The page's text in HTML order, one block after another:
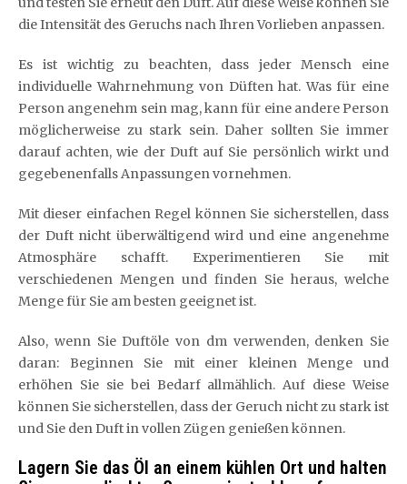
die Intensität des Geruchs nach Ihren Vorlieben anpassen.
Es ist wichtig zu beachten, dass jeder Mensch eine
individuelle Wahrnehmung von Düften hat. Was für eine
Person angenehm sein mag, kann für eine andere Person
möglicherweise zu stark sein. Daher sollten Sie immer
darauf achten, wie der Duft auf Sie persönlich wirkt und
gegebenenfalls Anpassungen vornehmen.
Mit dieser einfachen Regel können Sie sicherstellen, dass
der Duft nicht überwältigend wird und eine angenehme
Atmosphäre schafft. Experimentieren Sie mit
verschiedenen Mengen und finden Sie heraus, welche
Menge für Sie am besten geeignet ist.
Also, wenn Sie Duftöle von dm verwenden, denken Sie
daran: Beginnen Sie mit einer kleinen Menge und
erhöhen Sie sie bei Bedarf allmählich. Auf diese Weise
können Sie sicherstellen, dass der Geruch nicht zu stark ist
und Sie den Duft in vollen Zügen genießen können.
Lagern Sie das Öl an einem kühlen Ort und halten